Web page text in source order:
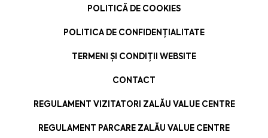
POLITICĂ DE COOKIES
POLITICA DE CONFIDENȚIALITATE
TERMENI ȘI CONDIȚII WEBSITE
CONTACT
REGULAMENT VIZITATORI ZALĂU VALUE CENTRE
REGULAMENT PARCARE ZALĂU VALUE CENTRE